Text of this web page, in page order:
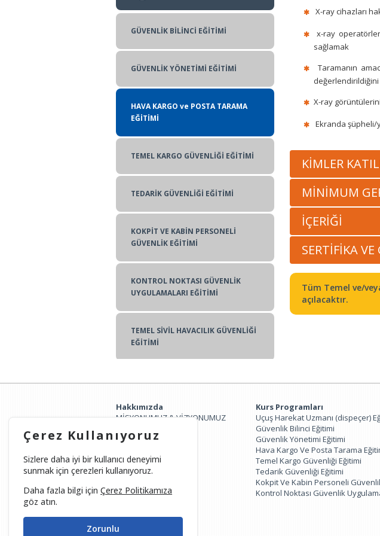
GÖZETİM VE YÖNETİM EĞİTİMLERİ
EĞİTİCİNİN EĞİTİMİ
GÜVENLİK BİLİNCİ EĞİTİMİ
GÜVENLİK YÖNETİMİ EĞİTİMİ
HAVA KARGO ve POSTA TARAMA
EĞİTİMİ
TEMEL KARGO GÜVENLİĞİ EĞİTİMİ
TEDARİK GÜVENLİĞİ EĞİTİMİ
KOKPİT VE KABİN PERSONELİ
GÜVENLİK EĞİTİMİ
KONTROL NOKTASI GÜVENLİK
UYGULAMALARI EĞİTİMİ
TEMEL SİVİL HAVACILIK GÜVENLİĞİ
EĞİTİMİ
X-ray cihazları
x-ray
sağlamak
Taramanın
X-ray
Ekranda şüpheli/
KİMLER
MİNİMUM
İÇERİĞİ
SERTİFİKA VE
Tüm Temel ve/
açılacaktır.
Hakkımızda
MİSYONUMUZ & VİZYONUMUZ
Kurs Programları
Uçuş Harekat Uzmanı (dispeçer)
Güvenlik Bilinci Eğitimi
Güvenlik Yönetimi Eğitimi
Hava Kargo Ve Posta Tarama
Temel Kargo Güvenliği Eğitimi
Tedarik Güvenliği Eğitimi
Kokpit Ve Kabin Personeli
Kontrol Noktası Güvenlik
Çerez Kullanıyoruz
Sizlere daha iyi bir kullanıcı deneyimi
sunmak için çerezleri kullanıyoruz.
Daha fazla bilgi içinÇerez Politikamıza
göz atın.
Zorunlu